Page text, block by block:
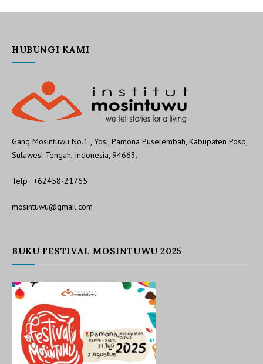
HUBUNGI KAMI
Gang Mosintuwu No.1 , Yosi, Pamona Puselembah, Kabupaten Poso,
Sulawesi Tengah, Indonesia, 94663.
Telp : +62458-21765
mosintuwu@gmail.com
BUKU FESTIVAL MOSINTUWU 2025